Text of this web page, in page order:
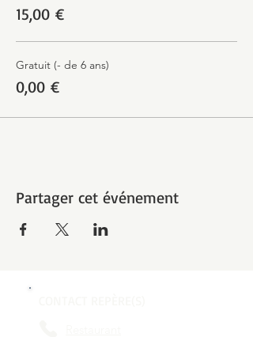
15,00 €
Gratuit (- de 6 ans)
0,00 €
Partager cet événement